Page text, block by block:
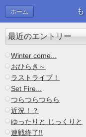
ホーム
最近のエントリー
Winter come...
おひらき～
ラストライブ！
Set Fire...
つらつらつらら
近況！？
ゆったりと じっくりと
連戦終了!!